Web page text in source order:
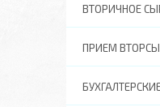
ВТОРИЧНОЕ
ПРИЕМ